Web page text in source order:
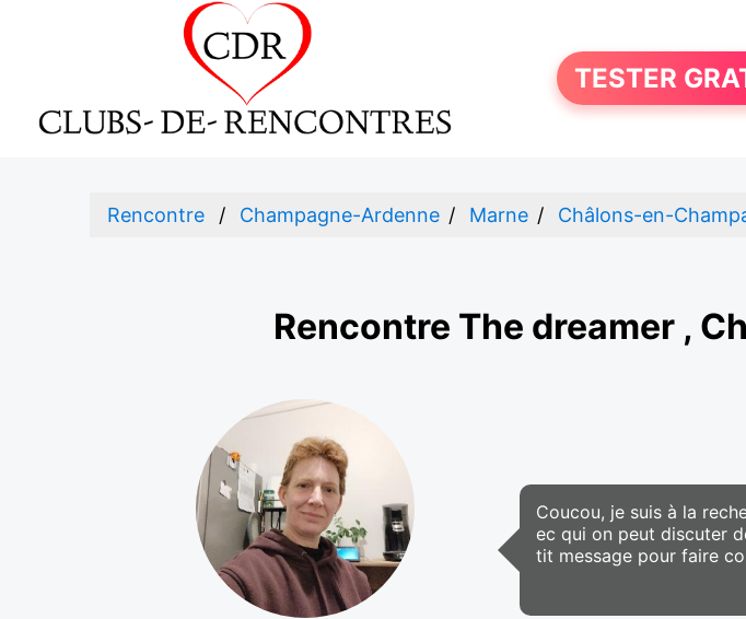
TESTER
Rencontre Champagne-Ardenne Marne Châlons-en-
Rencontre The dreamer ,
Coucou, je suis à la
ec qui on peut discuter
tit message pour faire